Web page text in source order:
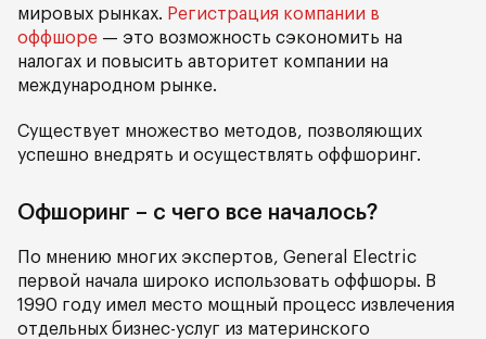
мировых рынках. Регистрация компании в
оффшоре — это возможность сэкономить на
налогах и повысить авторитет компании на
международном рынке.
Существует множество методов, позволяющих
успешно внедрять и осуществлять оффшоринг.
Офшоринг – с чего все началось?
По мнению многих экспертов, General Electric
первой начала широко использовать оффшоры. В
1990 году имел место мощный процесс извлечения
отдельных бизнес-услуг из материнского